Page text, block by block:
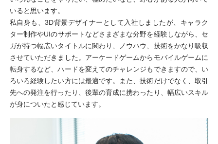
いると思います。
私自身も、3D背景デザイナーとして入社しましたが、キャラク
ター制作やUIのサポートなどさまざまな分野を経験しながら、セ
ガが持つ幅広いタイトルに関わり、ノウハウ、技術をかなり吸収
させていただきました。アーケードゲームからモバイルゲームに
転身するなど、ハードを変えてのチャレンジもできますので、い
ろいろ経験したい方には最適です。また、技術だけでなく、取引
先への発注を行ったり、後輩の育成に携わったり、幅広いスキル
が身についたと感じています。